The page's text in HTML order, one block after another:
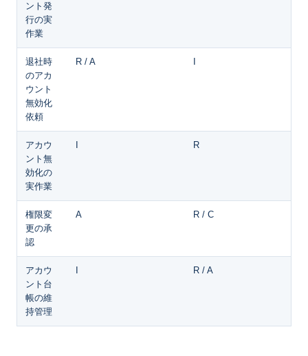
ント発
行の実
作業
退社時
のアカ
ウント
無効化
依頼
R / A
アカウ
ント無
効化の
実作業
R
権限変
更の承
認
A R / C
アカウ
ント台
帳の維
持管理
R / A